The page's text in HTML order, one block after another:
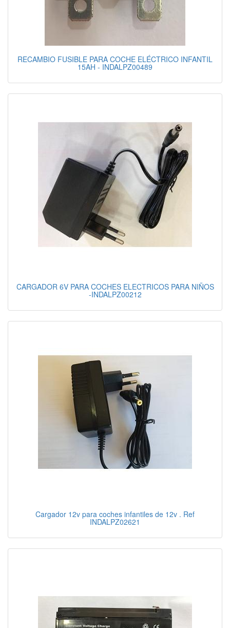
RECAMBIO FUSIBLE PARA COCHE ELÉCTRICO INFANTIL
15AH - INDALPZ00489
CARGADOR 6V PARA COCHES ELECTRICOS PARA NIÑOS
-INDALPZ00212
Cargador 12v para coches infantiles de 12v . Ref
INDALPZ02621